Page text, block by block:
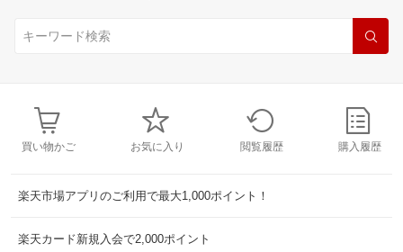
買い物かご お気に入り 閲覧履歴 購入履歴
楽天市場アプリのご利用で最大1,000ポイント！
楽天カード新規入会で2,000ポイント